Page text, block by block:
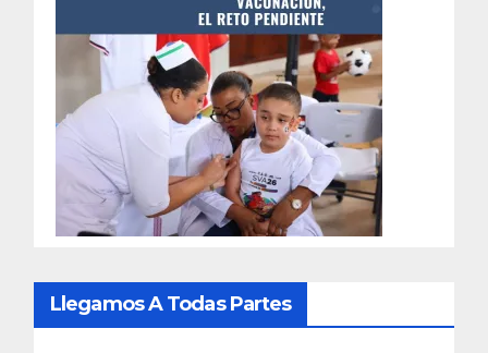
Llegamos A Todas Partes